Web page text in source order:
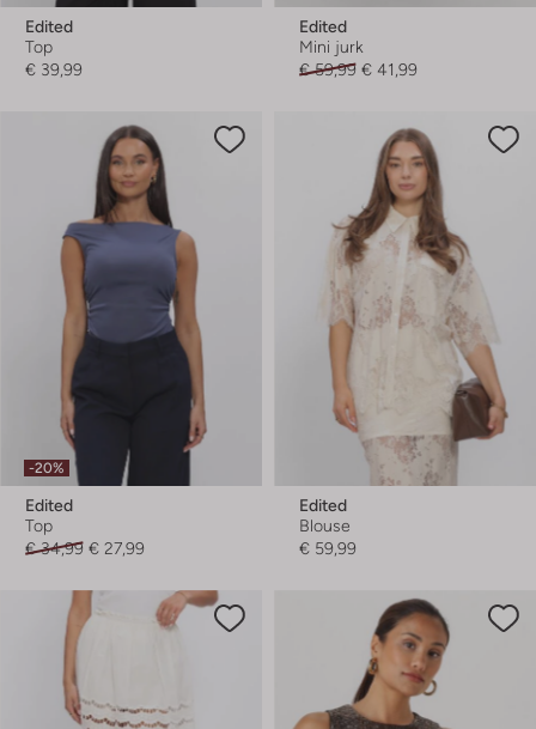
Edited
Top
€ 39,99
Edited
Mini jurk
€ 59,99 € 41,99
-20%
Edited
Top
€ 34,99 € 27,99
Edited
Blouse
€ 59,99